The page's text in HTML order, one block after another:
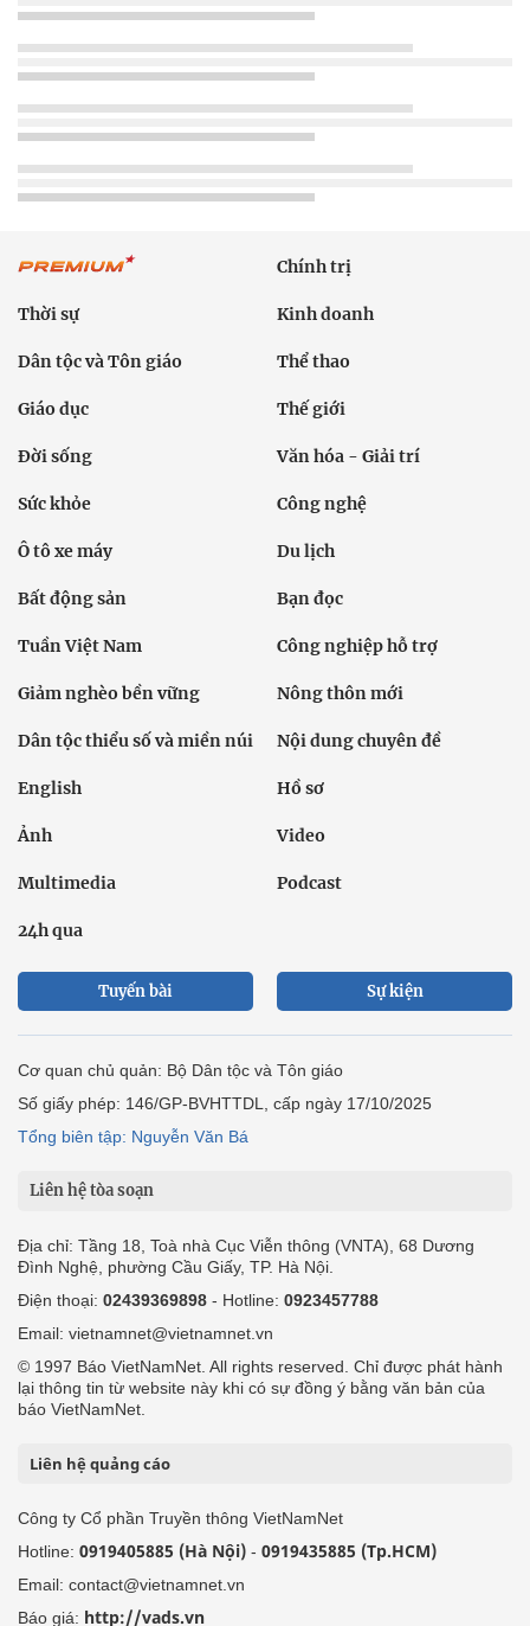
Chính trị
Thời sự Kinh doanh
Dân tộc và Tôn giáo Thể thao
Giáo dục Thế giới
Đời sống Văn hóa - Giải trí
Sức khỏe Công nghệ
Ô tô xe máy Du lịch
Bất động sản Bạn đọc
Tuần Việt Nam Công nghiệp hỗ trợ
Giảm nghèo bền vững Nông thôn mới
Dân tộc thiểu số và miền núi Nội dung chuyên đề
English Hồ sơ
Ảnh Video
Multimedia Podcast
24h qua
Tuyến bài Sự kiện
Cơ quan chủ quản: Bộ Dân tộc và Tôn giáo
Số giấy phép: 146/GP-BVHTTDL, cấp ngày 17/10/2025
Tổng biên tập: Nguyễn Văn Bá
Liên hệ tòa soạn
Địa chỉ: Tầng 18, Toà nhà Cục Viễn thông (VNTA), 68 Dương
Đình Nghệ, phường Cầu Giấy, TP. Hà Nội.
Điện thoại: 02439369898 - Hotline: 0923457788
Email: vietnamnet@vietnamnet.vn
© 1997 Báo VietNamNet. All rights reserved. Chỉ được phát hành
lại thông tin từ website này khi có sự đồng ý bằng văn bản của
báo VietNamNet.
Liên hệ quảng cáo
Công ty Cổ phần Truyền thông VietNamNet
Hotline: 0919405885 (Hà Nội) - 0919435885 (Tp.HCM)
Email: contact@vietnamnet.vn
Báo giá: http://vads.vn